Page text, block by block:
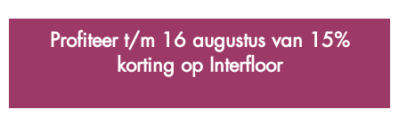
Profiteer t/m 16 augustus van 15%
korting op Interfloor